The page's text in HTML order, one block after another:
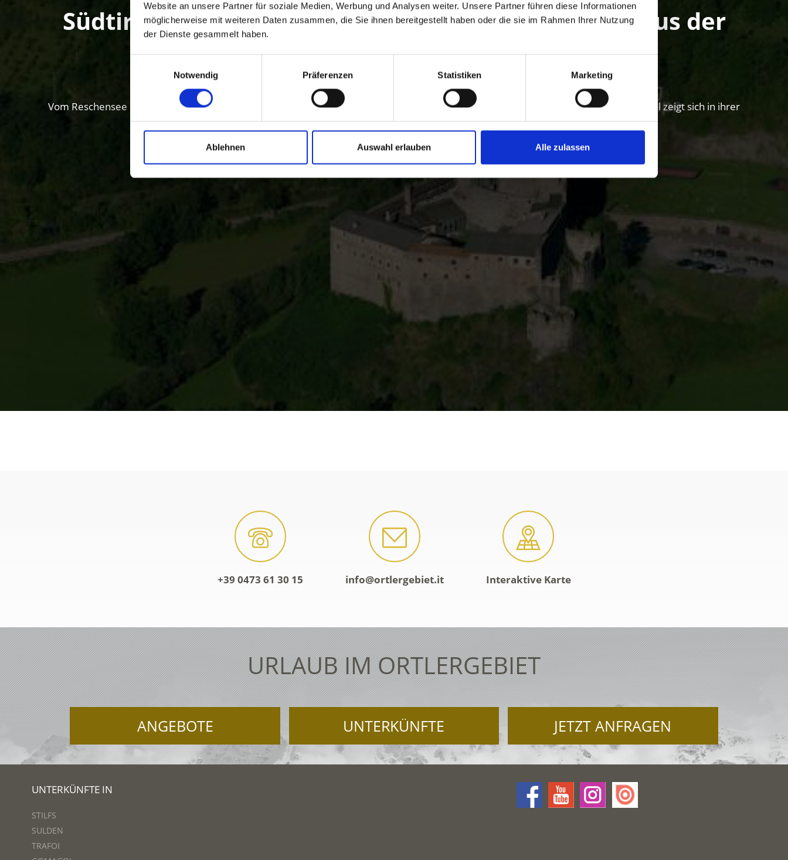
Website an unsere Partner für soziale Medien, Werbung und Analysen weiter. Unsere Partner führen diese Informationen
möglicherweise mit weiteren Daten zusammen, die Sie ihnen bereitgestellt haben oder die sie im Rahmen Ihrer Nutzung
der Dienste gesammelt haben.
Notwendig
Präferenzen Statistiken Marketing
Ablehnen Auswahl erlauben Alle zulassen
Südtirol – Erleben Sie die Highlights im Vinschgau aus der
Vogelperspektive
Vom Reschensee über das Kloster Marienberg bis zum Ortler, vom Stilfser Joch bis Schloss Juval: Die Ferienregion Vinschgau in Südtirol zeigt sich in ihrer
ganzen kulturellen und landschaftlichen Vielfalt.
+39 0473 61 30 15 info@ortlergebiet.it Interaktive Karte
URLAUB IM ORTLERGEBIET
ANGEBOTE UNTERKÜNFTE JETZT ANFRAGEN
UNTERKÜNFTE IN
STILFS
SULDEN
TRAFOI